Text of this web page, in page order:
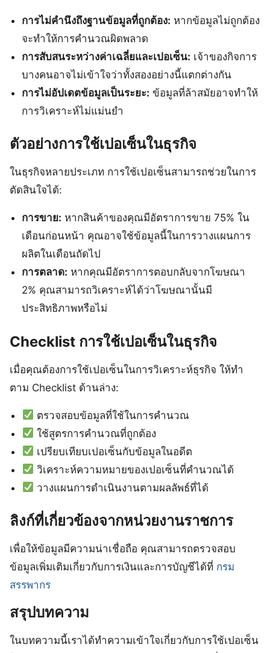
การไม่คำนึงถึงฐานข้อมูลที่ถูกต้อง: หากข้อมูลไม่ถูกต้อง
จะทำให้การคำนวณผิดพลาด
การสับสนระหว่างค่าเฉลี่ยและเปอเซ็น: เจ้าของกิจการ
บางคนอาจไม่เข้าใจว่าทั้งสองอย่างนี้แตกต่างกัน
การไม่อัปเดตข้อมูลเป็นระยะ: ข้อมูลที่ล้าสมัยอาจทำให้
การวิเคราะห์ไม่แม่นยำ
ตัวอย่างการใช้เปอเซ็นในธุรกิจ
ในธุรกิจหลายประเภท การใช้เปอเซ็นสามารถช่วยในการ
ตัดสินใจได้:
การขาย: หากสินค้าของคุณมีอัตราการขาย 75% ใน
เดือนก่อนหน้า คุณอาจใช้ข้อมูลนี้ในการวางแผนการ
ผลิตในเดือนถัดไป
การตลาด: หากคุณมีอัตราการตอบกลับจากโฆษณา
2% คุณสามารถวิเคราะห์ได้ว่าโฆษณานั้นมี
ประสิทธิภาพหรือไม่
Checklist การใช้เปอเซ็นในธุรกิจ
เมื่อคุณต้องการใช้เปอเซ็นในการวิเคราะห์ธุรกิจ ให้ทำ
ตาม Checklist ด้านล่าง:
ตรวจสอบข้อมูลที่ใช้ในการคำนวณ
ใช้สูตรการคำนวณที่ถูกต้อง
เปรียบเทียบเปอเซ็นกับข้อมูลในอดีต
วิเคราะห์ความหมายของเปอเซ็นที่คำนวณได้
วางแผนการดำเนินงานตามผลลัพธ์ที่ได้
ลิงก์ที่เกี่ยวข้องจากหน่วยงานราชการ
เพื่อให้ข้อมูลมีความน่าเชื่อถือ คุณสามารถตรวจสอบ
ข้อมูลเพิ่มเติมเกี่ยวกับการเงินและการบัญชีได้ที่ กรม
สรรพากร
สรุปบทความ
ในบทความนี้เราได้ทำความเข้าใจเกี่ยวกับการใช้เปอเซ็น